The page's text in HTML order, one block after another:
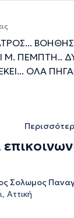
Μ. ΠΕΜΠΤΗ..
ΟΛΑ
Σολωμος
Αττική